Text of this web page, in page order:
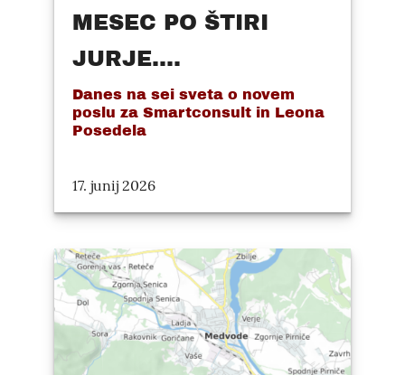
MESEC PO ŠTIRI
JURJE....
Danes na sei sveta o novem
poslu za Smartconsult in Leona
Posedela
17. junij 2026